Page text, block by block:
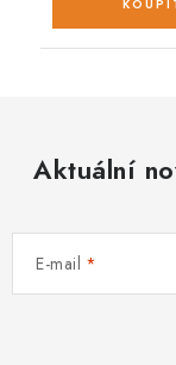
Aktuální
E-mail